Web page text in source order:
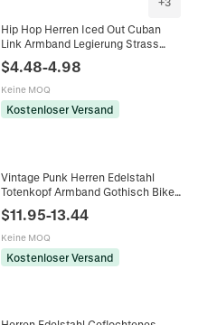
Hip Hop Herren Iced Out Cuban
Link Armband Legierung Strass
Dicke Kette Armband Streetwear
Mode Schmuck Geschenk
$4.48-4.98
Keine MOQ
Kostenloser Versand
Vintage Punk Herren Edelstahl
Totenkopf Armband Gothisch Biker
Handschmuck Geschenk Zubehör
Für Männer
$11.95-13.44
Keine MOQ
Kostenloser Versand